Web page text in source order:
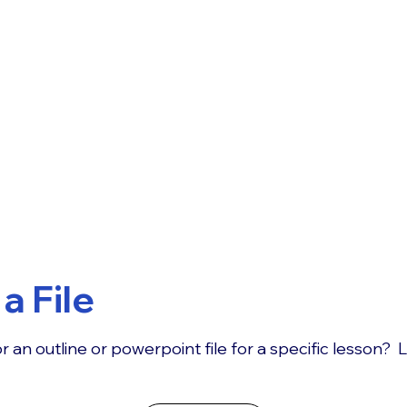
File
an outline or powerpoint file for a specific lesson?